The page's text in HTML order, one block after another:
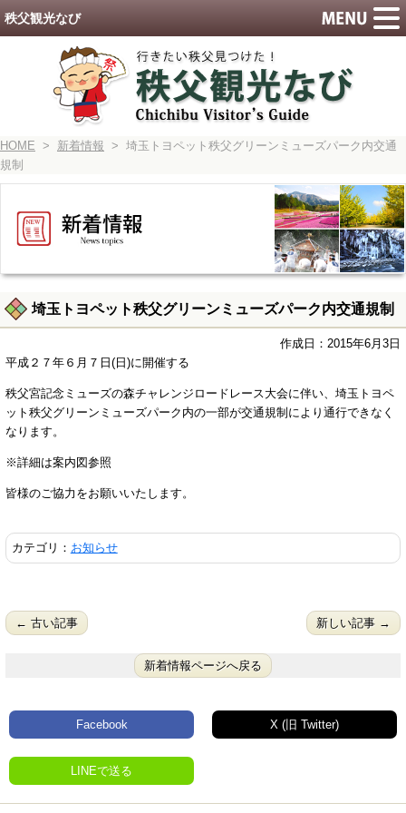
HOME > 新着情報 > 埼玉トヨペット秩父グリーンミューズパーク内交通
規制
埼玉トヨペット秩父グリーンミューズパーク内交通規制
作成日：2015年6月3日
平成２７年６月７日(日)に開催する
秩父宮記念ミューズの森チャレンジロードレース大会に伴い、埼玉トヨペ
ット秩父グリーンミューズパーク内の一部が交通規制により通行できなく
なります。
※詳細は案内図参照
皆様のご協力をお願いいたします。
カテゴリ： お知らせ
← 古い記事 新しい記事 →
新着情報ページへ戻る
Facebook X (旧 Twitter)
LINEで送る
秩父観光なび